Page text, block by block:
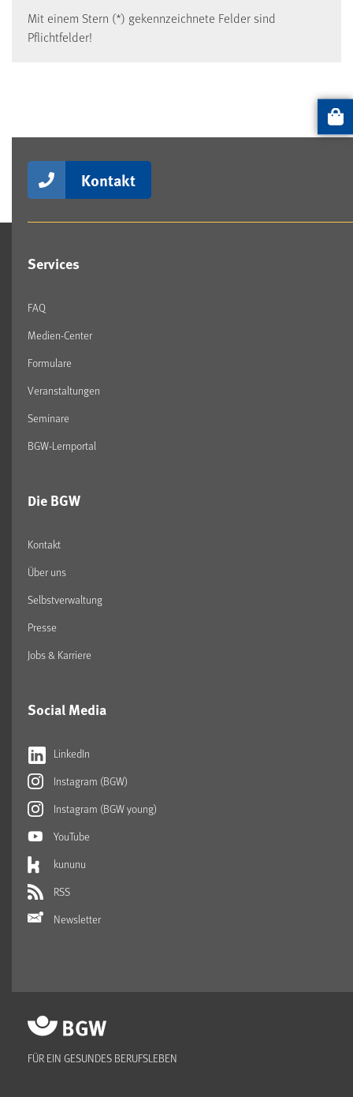
Mit einem Stern (*) gekennzeichnete Felder sind
Pflichtfelder!
Kontakt
Services
FAQ
Medien-Center
Formulare
Veranstaltungen
Seminare
BGW-Lernportal
Die BGW
Kontakt
Über uns
Selbstverwaltung
Presse
Jobs & Karriere
Social Media
LinkedIn
Instagram (BGW)
Instagram (BGW young)
YouTube
kununu
RSS
Newsletter
FÜR EIN GESUNDES BERUFSLEBEN
Artikel